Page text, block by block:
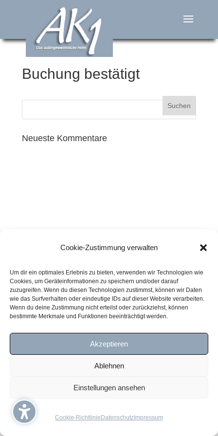
Cookie-Zustimmung verwalten
Um dir ein optimales Erlebnis zu bieten, verwenden wir Technologien wie
Cookies, um Geräteinformationen zu speichern und/oder darauf
zuzugreifen. Wenn du diesen Technologien zustimmst, können wir Daten
wie das Surfverhalten oder eindeutige IDs auf dieser Website verarbeiten.
Wenn du deine Zustimmung nicht erteilst oder zurückziehst, können
bestimmte Merkmale und Funktionen beeinträchtigt werden.
Akzeptieren
Ablehnen
Einstellungen ansehen
Cookie-Richtlinie Datenschutz Impressum
Buchung bestätigt
Neueste Kommentare